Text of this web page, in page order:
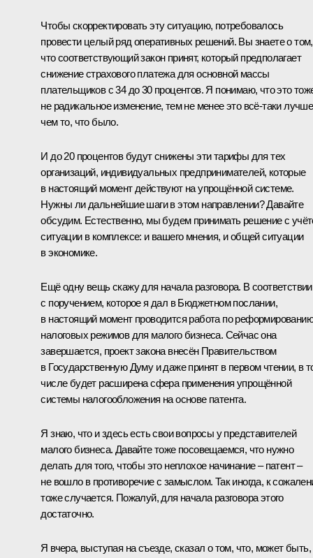
Чтобы скорректировать эту ситуацию, потребовалось
провести целый ряд оперативных решений. Вы знаете о том,
что соответствующий закон принят, который предполагает
снижение страхового платежа для основной массы
плательщиков с 34 до 30 процентов. Я понимаю, что это
не радикальное изменение, тем не менее это всё‑таки
чем то, что было.
И до 20 процентов будут снижены эти тарифы для тех
организаций, индивидуальных предпринимателей, которые
в настоящий момент действуют на упрощённой системе.
Нужны ли дальнейшие шаги в этом направлении? Давайте
обсудим. Естественно, мы будем принимать решение с
ситуации в комплексе: и вашего мнения, и общей ситуации
в экономике.
Ещё одну вещь скажу для начала разговора. В соответствии
с поручением, которое я дал в Бюджетном послании,
в настоящий момент проводится работа по реформированию
налоговых режимов для малого бизнеса. Сейчас она
завершается, проект закона внесён Правительством
в Государственную Думу и даже принят в первом чтении, в
числе будет расширена сфера применения упрощённой
системы налогообложения на основе патента.
Я знаю, что и здесь есть свои вопросы у представителей
малого бизнеса. Давайте тоже посовещаемся, что нужно
делать для того, чтобы это неплохое начинание – патент –
не вошло в противоречие с замыслом. Так иногда, к
тоже случается. Пожалуй, для начала разговора этого
достаточно.
Я вчера, выступая на съезде, сказал о том, что, может быть,